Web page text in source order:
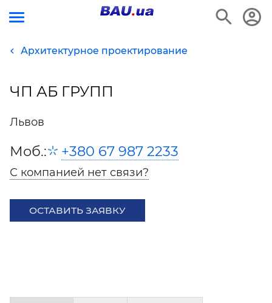
Архитектурное проектирование
ЧП АБ ГРУПП
Львов
Моб.: +380 67 987 2233
С компанией нет связи?
ОСТАВИТЬ ЗАЯВКУ